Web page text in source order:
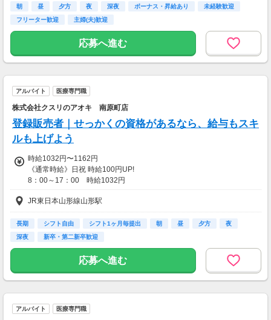
年収356万円／入社1年目
年収500万円／入社3年目・店長
一部支給
朝 昼 夕方 夜 深夜 ボーナス・昇給あり
未経験歓迎
フリーター歓迎
主婦(夫)歓迎
応募へ進む
アルバイト 医療専門職
株式会社クスリのアオキ 南原町店
登録販売者｜せっかくの資格があるなら、給与もスキ
ルも上げよう
時給1032円〜1162円
《通常時給》日祝 時給100円UP!
8：00～17：00 時給1032円
17：00～22：00 時給1032円
22時以降 25％増し（営業店舗のみ）
【手当】
登録販売者資格手当（時給＋30円）
JR東日本山形線山形駅
長期 シフト自由 シフト1ヶ月毎提出 朝 昼 夕方
夜
深夜
新卒・第二新卒歓迎
応募へ進む
アルバイト 医療専門職